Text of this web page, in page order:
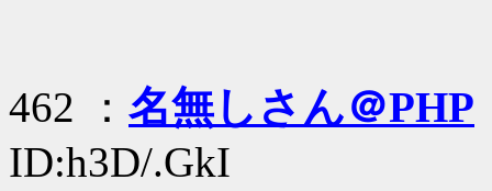
462 ： 名無しさん＠PHP
ID:h3D/.GkI